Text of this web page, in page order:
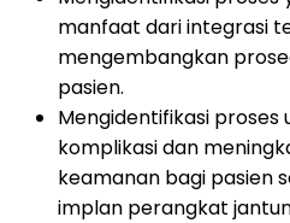
manfaat dari integrasi
mengembangkan
pasien.
Mengidentifikasi proses
komplikasi dan
keamanan bagi pasien
implan perangkat